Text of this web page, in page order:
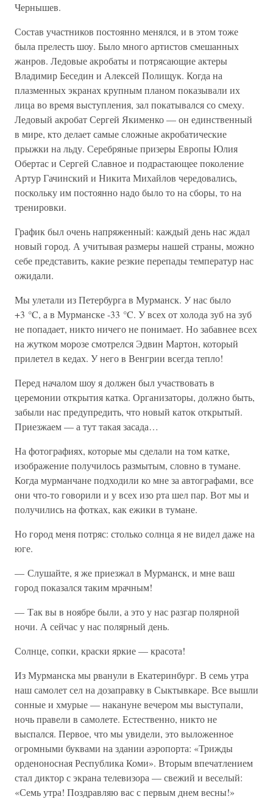
Чернышев.
Состав участников постоянно менялся, и в этом тоже
была прелесть шоу. Было много артистов смешанных
жанров. Ледовые акробаты и потрясающие актеры
Владимир Беседин и Алексей Полищук. Когда на
плазменных экранах крупным планом показывали их
лица во время выступления, зал покатывался со смеху.
Ледовый акробат Сергей Якименко — он единственный
в мире, кто делает самые сложные акробатические
прыжки на льду. Серебряные призеры Европы Юлия
Обертас и Сергей Славное и подрастающее поколение
Артур Гачинский и Никита Михайлов чередовались,
поскольку им постоянно надо было то на сборы, то на
тренировки.
График был очень напряженный: каждый день нас ждал
новый город. А учитывая размеры нашей страны, можно
себе представить, какие резкие перепады температур нас
ожидали.
Мы улетали из Петербурга в Мурманск. У нас было
+3 °C, а в Мурманске -33 °C. У всех от холода зуб на зуб
не попадает, никто ничего не понимает. Но забавнее всех
на жутком морозе смотрелся Эдвин Мартон, который
прилетел в кедах. У него в Венгрии всегда тепло!
Перед началом шоу я должен был участвовать в
церемонии открытия катка. Организаторы, должно быть,
забыли нас предупредить, что новый каток открытый.
Приезжаем — а тут такая засада…
На фотографиях, которые мы сделали на том катке,
изображение получилось размытым, словно в тумане.
Когда мурманчане подходили ко мне за автографами, все
они что-то говорили и у всех изо рта шел пар. Вот мы и
получились на фотках, как ежики в тумане.
Но город меня потряс: столько солнца я не видел даже на
юге.
— Слушайте, я же приезжал в Мурманск, и мне ваш
город показался таким мрачным!
— Так вы в ноябре были, а это у нас разгар полярной
ночи. А сейчас у нас полярный день.
Солнце, сопки, краски яркие — красота!
Из Мурманска мы рванули в Екатеринбург. В семь утра
наш самолет сел на дозаправку в Сыктывкаре. Все вышли
сонные и хмурые — накануне вечером мы выступали,
ночь правели в самолете. Естественно, никто не
выспался. Первое, что мы увидели, это выложенное
огромными буквами на здании аэропорта: «Трижды
орденоносная Республика Коми». Вторым впечатлением
стал диктор с экрана телевизора — свежий и веселый:
«Семь утра! Поздравляю вас с первым днем весны!»